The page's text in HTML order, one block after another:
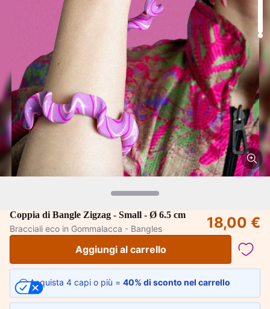
Coppia di Bangle Zigzag - Small - Ø 6.5 cm
Bracciali eco in Gommalacca - Bangles
18,00 €
Aggiungi al carrello
Acquista 4 capi o più = 40% di sconto nel carrello